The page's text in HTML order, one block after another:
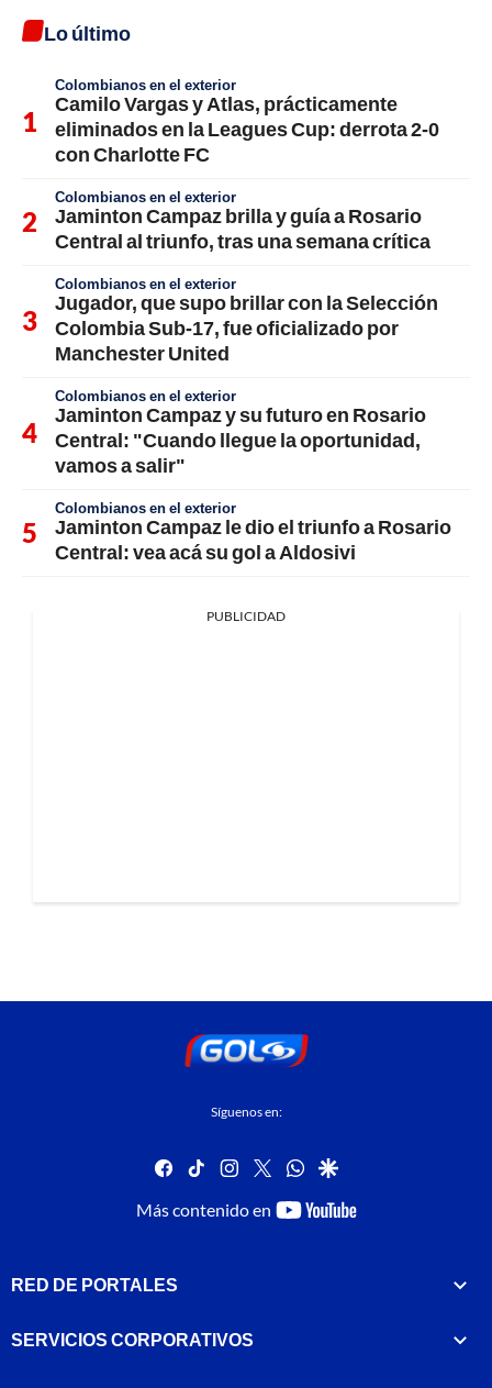
Lo último
Colombianos en el exterior
Camilo Vargas y Atlas, prácticamente
eliminados en la Leagues Cup: derrota 2-0
con Charlotte FC
Colombianos en el exterior
Jaminton Campaz brilla y guía a Rosario
Central al triunfo, tras una semana crítica
Colombianos en el exterior
Jugador, que supo brillar con la Selección
Colombia Sub-17, fue oficializado por
Manchester United
Colombianos en el exterior
Jaminton Campaz y su futuro en Rosario
Central: "Cuando llegue la oportunidad,
vamos a salir"
Colombianos en el exterior
Jaminton Campaz le dio el triunfo a Rosario
Central: vea acá su gol a Aldosivi
PUBLICIDAD
Síguenos en:
facebook
tiktok instagram
twitterwhatsapp
google
Más contenido en
youtube-
RED DE PORTALES
SERVICIOS CORPORATIVOS